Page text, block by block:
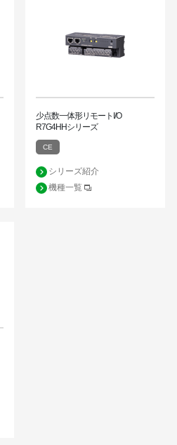
少点数一体形リモートI/O
R7G4HHシリーズ
CE
シリーズ紹介
機種一覧